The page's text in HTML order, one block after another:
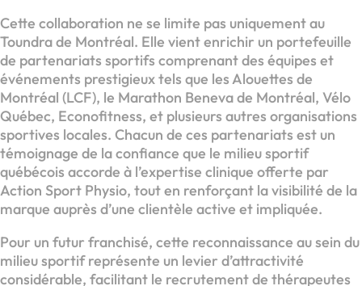
Cette collaboration ne se limite pas uniquement au
Toundra de Montréal. Elle vient enrichir un portefeuille
de partenariats sportifs comprenant des équipes et
événements prestigieux tels que les Alouettes de
Montréal (LCF), le Marathon Beneva de Montréal, Vélo
Québec, Econofitness, et plusieurs autres organisations
sportives locales. Chacun de ces partenariats est un
témoignage de la confiance que le milieu sportif
québécois accorde à l’expertise clinique offerte par
Action Sport Physio, tout en renforçant la visibilité de la
marque auprès d’une clientèle active et impliquée.
Pour un futur franchisé, cette reconnaissance au sein du
milieu sportif représente un levier d’attractivité
considérable, facilitant le recrutement de thérapeutes